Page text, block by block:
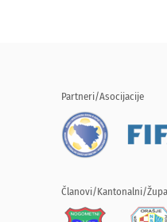
Partneri/Asocijacije
Članovi/Kantonalni/